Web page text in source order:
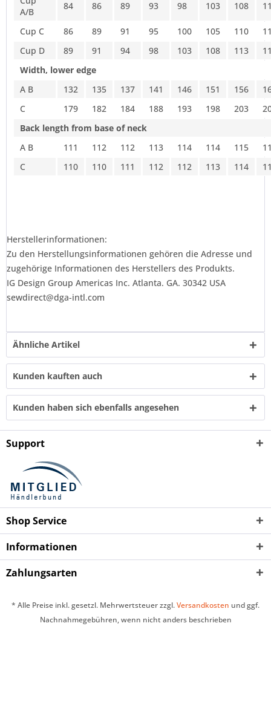
A/B
84 86 89 93 98 103 108
Cup C 86 89 91 95 100 105 110
Cup D
89 91 94 98 103 108 113
Width, lower edge
A B
132 135 137 141 146 151 156
C
179 182 184 188 193 198 203
Back length from base of neck
A B
111 112 112 113 114 114 115
C
110 110 111 112 112 113 114
Herstellerinformationen:
Zu den Herstellungsinformationen gehören die Adresse und
zugehörige Informationen des Herstellers des Produkts.
IG Design Group Americas Inc. Atlanta. GA. 30342 USA
sewdirect@dga-intl.com
Ähnliche Artikel
Kunden kauften auch
Kunden haben sich ebenfalls angesehen
Support
Shop Service
Informationen
Zahlungsarten
* Alle Preise inkl. gesetzl. Mehrwertsteuer zzgl.Versandkosten und ggf.
Nachnahmegebühren, wenn nicht anders beschrieben